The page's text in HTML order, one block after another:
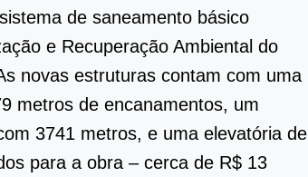
de saneamento básico
e Recuperação Ambiental do
novas estruturas contam com uma
metros de encanamentos, um
3741 metros, e uma elevatória de
para a obra – cerca de R$ 13